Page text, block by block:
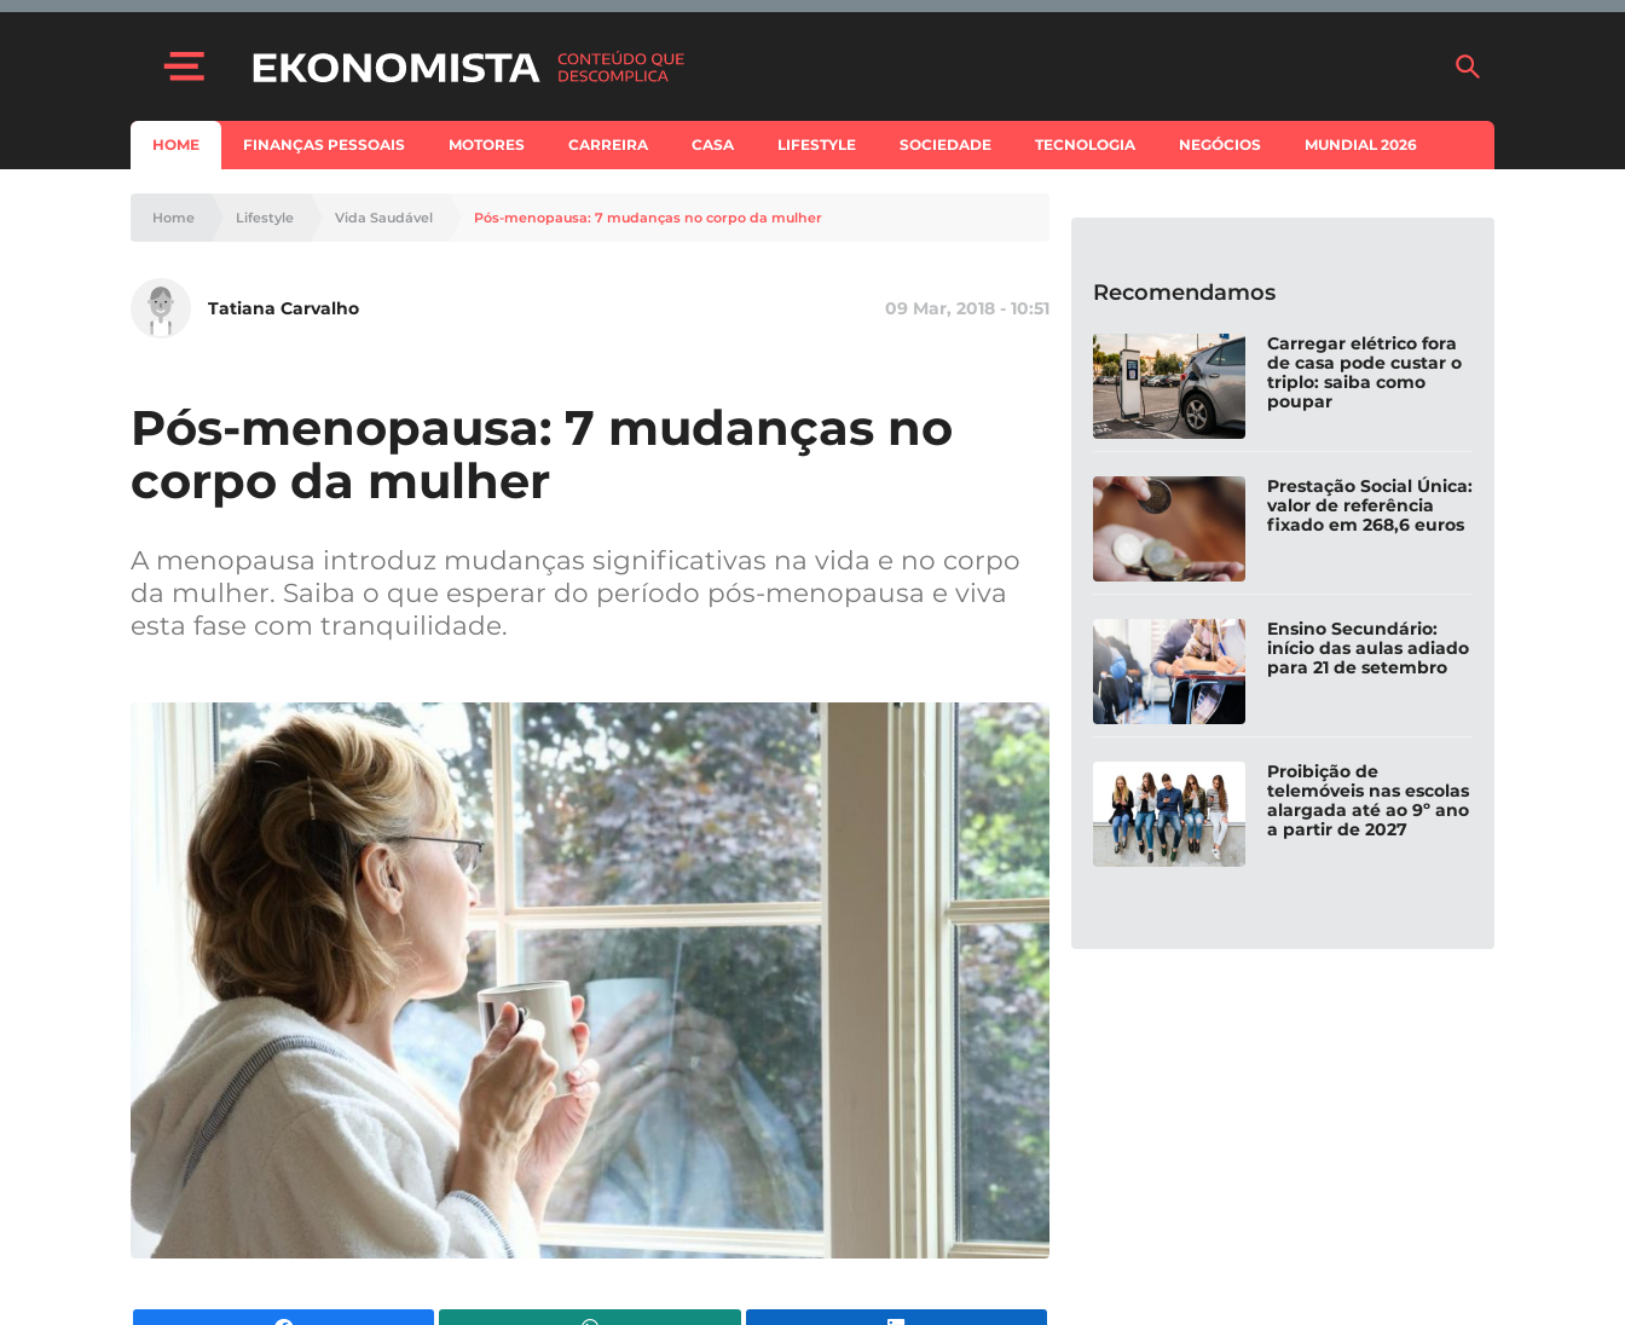
HOME FINANÇAS PESSOAIS MOTORES CARREIRA CASA LIFESTYLE SOCIEDADE TECNOLOGIA NEGÓCIOS MUNDIAL 2026
Home Lifestyle Vida Saudável Pós-menopausa: 7 mudanças no corpo da mulher
Tatiana Carvalho 09 Mar, 2018 - 10:51
Pós-menopausa: 7 mudanças no
corpo da mulher
A menopausa introduz mudanças significativas na vida e no corpo
da mulher. Saiba o que esperar do período pós-menopausa e viva
esta fase com tranquilidade.
Recomendamos
Carregar elétrico fora
de casa pode custar o
triplo: saiba como
poupar
Prestação Social Única:
valor de referência
fixado em 268,6 euros
Ensino Secundário:
início das aulas adiado
para 21 de setembro
Proibição de
telemóveis nas escolas
alargada até ao 9º ano
a partir de 2027